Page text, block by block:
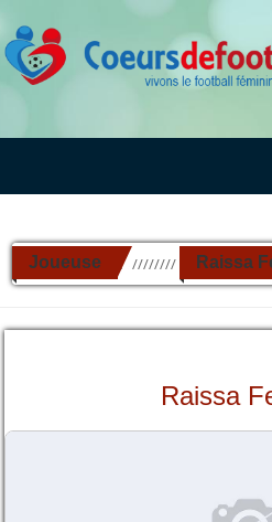
Joueuse ////////// Raissa
Raissa